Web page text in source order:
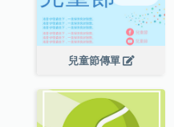
兒童節傳單